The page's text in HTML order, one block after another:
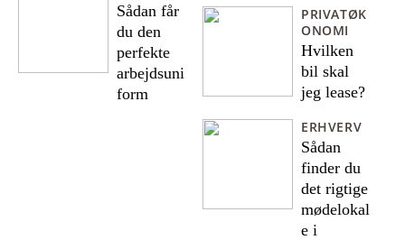
Sådan får
du den
perfekte
arbejdsuni
form
PRIVATØK
ONOMI
Hvilken
bil skal
jeg lease?
ERHVERV
Sådan
finder du
det rigtige
mødelokal
e i